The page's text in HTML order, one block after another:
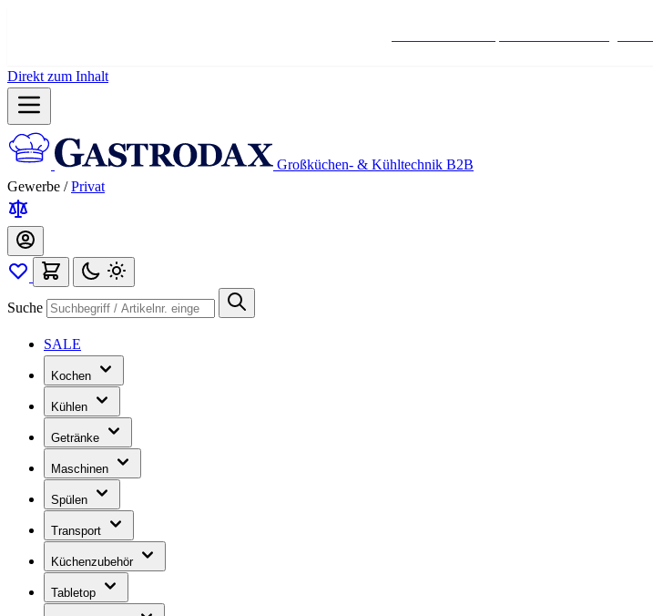
Direkt zum Inhalt
Großküchen- & Kühltechnik B2B
Gewerbe / Privat
Suche
SALE
Kochen
Kühlen
Getränke
Maschinen
Spülen
Transport
Küchenzubehör
Tabletop